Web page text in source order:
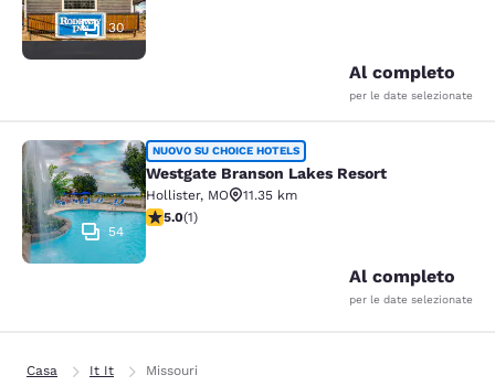
30
Al completo
per le date selezionate
Westgate Branson Lakes Resort
54
NUOVO SU CHOICE HOTELS
Westgate Branson Lakes Resort
Hollister, MO
11.35 km
Valutazione di 5 stelle. Eccezionale. 1 recensione
5.0(1)
Al completo
per le date selezionate
Casa It It Missouri